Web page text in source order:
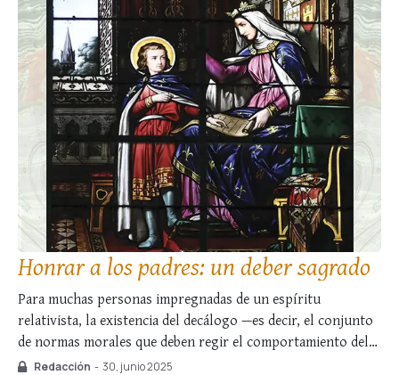
Honrar a los padres: un deber sagrado
Para muchas personas impregnadas de un espíritu
relativista, la existencia del decálogo —es decir, el conjunto
de normas morales que deben regir el comportamiento del
hombre con respecto a Dios y a sus semejantes— suena
Redacción - 30, junio 2025